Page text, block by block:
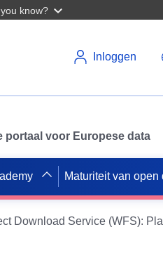
know?
Inloggen
portaal voor Europese data
Maturiteit van open